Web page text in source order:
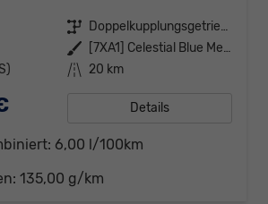
Getriebe
Doppelkupplungsgetriebe (DSG)
Außenfarbe
[7XA1] Celestial Blue Metallic / Dach Schwarz
Kilometerstand 20 km
Details
6,00 l/100km
135,00 g/km